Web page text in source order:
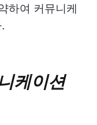
하여 커뮤니케
케이션